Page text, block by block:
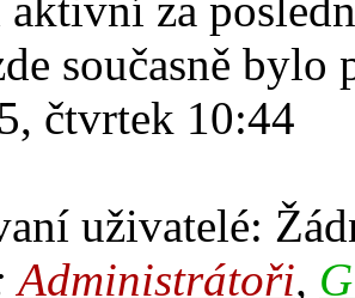
současně
čtvrtek 10:44
uživatelé:
Administrátoři,